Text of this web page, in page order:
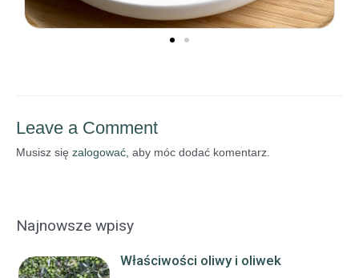
Leave a Comment
Musisz się zalogować , aby móc dodać komentarz.
Najnowsze wpisy
Właściwości oliwy i oliwek